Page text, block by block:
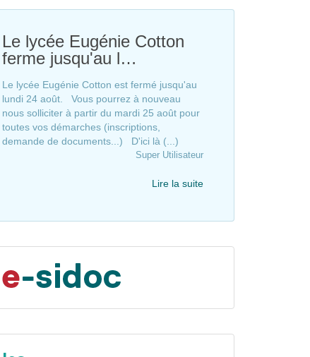
Le lycée Eugénie Cotton
ferme jusqu'au l…
Le lycée Eugénie Cotton est fermé jusqu'au
lundi 24 août. Vous pourrez à nouveau
nous solliciter à partir du mardi 25 août pour
toutes vos démarches (inscriptions,
demande de documents...) D'ici là (...)
Super Utilisateur
Lire la suite